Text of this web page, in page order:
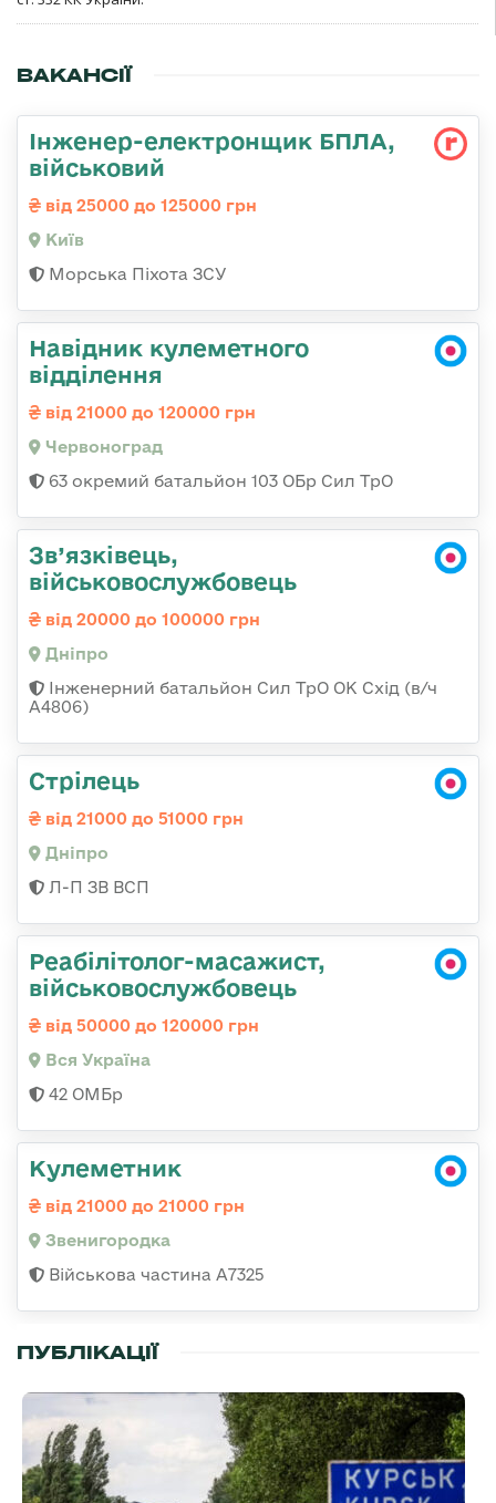
ВАКАНСІЇ
Інженер-електронщик БПЛА,
військовий
від 25000 до 125000 грн
Київ
Морська Піхота ЗСУ
Навідник кулеметного
відділення
від 21000 до 120000 грн
Червоноград
63 окремий батальйон 103 ОБр Сил ТрО
Зв’язківець,
військовослужбовець
від 20000 до 100000 грн
Дніпро
Інженерний батальйон Сил ТрО ОК Схід (в/ч
А4806)
Стрілець
від 21000 до 51000 грн
Дніпро
Л-П ЗВ ВСП
Реабілітолог-масажист,
військовослужбовець
від 50000 до 120000 грн
Вся Україна
42 ОМБр
Кулеметник
від 21000 до 21000 грн
Звенигородка
Військова частина А7325
ПУБЛІКАЦІЇ